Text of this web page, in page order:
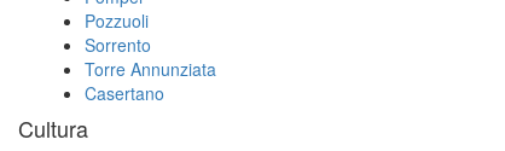
Pozzuoli
Sorrento
Torre Annunziata
Casertano
Cultura